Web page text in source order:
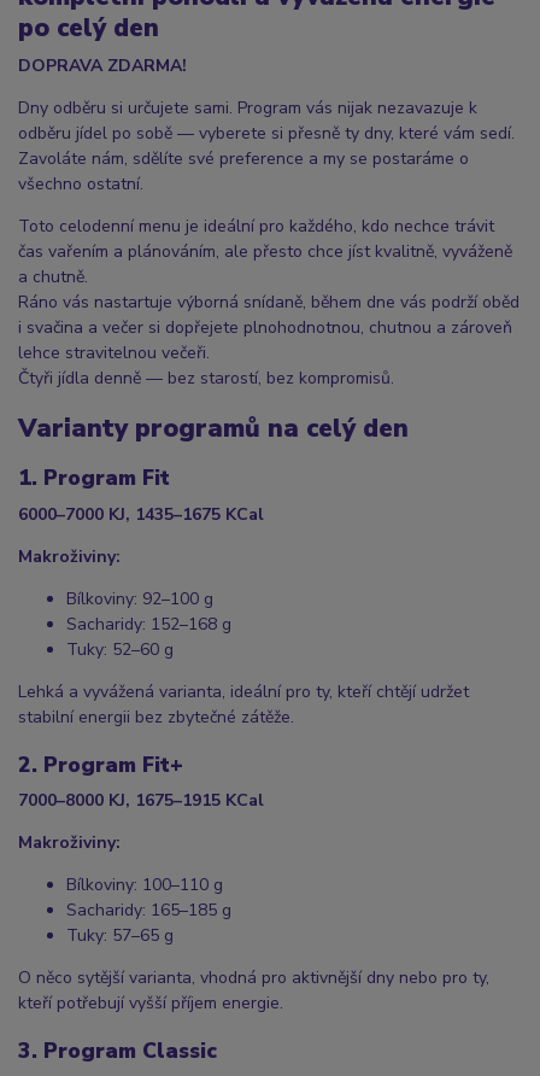
po celý den
DOPRAVA ZDARMA!
Dny odběru si určujete sami. Program vás nijak nezavazuje k
odběru jídel po sobě — vyberete si přesně ty dny, které vám sedí.
Zavoláte nám, sdělíte své preference a my se postaráme o
všechno ostatní.
Toto celodenní menu je ideální pro každého, kdo nechce trávit
čas vařením a plánováním, ale přesto chce jíst kvalitně, vyváženě
a chutně.
Ráno vás nastartuje výborná snídaně, během dne vás podrží oběd
i svačina a večer si dopřejete plnohodnotnou, chutnou a zároveň
lehce stravitelnou večeři.
Čtyři jídla denně — bez starostí, bez kompromisů.
Varianty programů na celý den
1. Program Fit
6000–7000 KJ, 1435–1675 KCal
Makroživiny:
Bílkoviny: 92–100 g
Sacharidy: 152–168 g
Tuky: 52–60 g
Lehká a vyvážená varianta, ideální pro ty, kteří chtějí udržet
stabilní energii bez zbytečné zátěže.
2. Program Fit+
7000–8000 KJ, 1675–1915 KCal
Makroživiny:
Bílkoviny: 100–110 g
Sacharidy: 165–185 g
Tuky: 57–65 g
O něco sytější varianta, vhodná pro aktivnější dny nebo pro ty,
kteří potřebují vyšší příjem energie.
3. Program Classic